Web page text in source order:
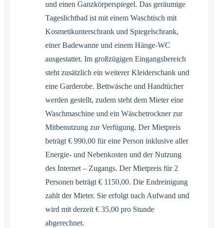
und einen Ganzkörperspiegel. Das geräumige
Tageslichtbad ist mit einem Waschtisch mit
Kosmetikunterschrank und Spiegelschrank,
einer Badewanne und einem Hänge-WC
ausgestattet. Im großzügigen Eingangsbereich
steht zusätzlich ein weiterer Kleiderschank und
eine Garderobe. Bettwäsche und Handtücher
werden gestellt, zudem steht dem Mieter eine
Waschmaschine und ein Wäschetrockner zur
Mitbenutzung zur Verfügung. Der Mietpreis
beträgt € 990,00 für eine Person inklusive aller
Energie- und Nebenkosten und der Nutzung
des Internet – Zugangs. Der Mietpreis für 2
Personen beträgt € 1150,00. Die Endreinigung
zahlt der Mieter. Sie erfolgt nach Aufwand und
wird mit derzeit € 35,00 pro Stunde
abgerechnet.